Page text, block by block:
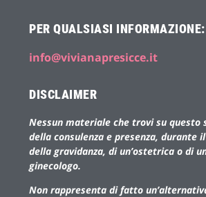
PER QUALSIASI INFORMAZIONE:
info@vivianapresicce.it
DISCLAIMER
Nessun materiale che trovi su
della consulenza e presenza, durante
della gravidanza, di un’ostetrica o di
ginecologo.
Non rappresenta di fatto